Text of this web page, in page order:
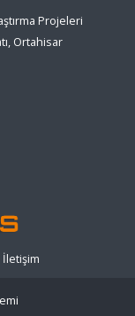
Projeleri
Ortahisar
İletişim